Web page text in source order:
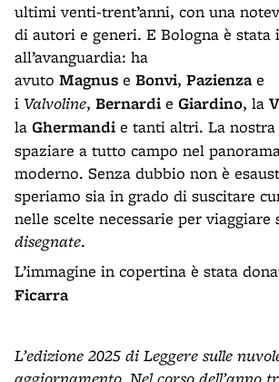
ultimi venti-trent’anni, con una
di autori e generi. E Bologna è stata
all’avanguardia: ha
avuto Magnus e Bonvi, Pazienzae
i Valvoline, Bernardi e Giardino, la
la Ghermandi e tanti altri. La
spaziare a tutto campo nel
moderno. Senza dubbio non è
speriamo sia in grado di suscitare
nelle scelte necessarie per viaggiare
disegnate.
L’immagine in copertina è stata
Ficarra
L’edizione 2025 di Leggere sulle